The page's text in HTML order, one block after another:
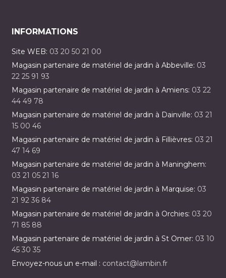
INFORMATIONS
Site WEB: 03 20 50 21 00
Magasin partenaire de matériel de jardin à Abbeville: 03
22 25 91 93
Magasin partenaire de matériel de jardin à Amiens: 03 22
44 49 78
Magasin partenaire de matériel de jardin à Dainville: 03 21
15 00 46
Magasin partenaire de matériel de jardin à Fillièvres: 03 21
47 14 69
Magasin partenaire de matériel de jardin à Maninghem:
03 21 05 21 16
Magasin partenaire de matériel de jardin à Marquise: 03
21 92 36 84
Magasin partenaire de matériel de jardin à Orchies: 03 20
71 85 88
Magasin partenaire de matériel de jardin à St Omer: 03 10
45 30 35
Envoyez-nous un e-mail : contact@lambin.fr